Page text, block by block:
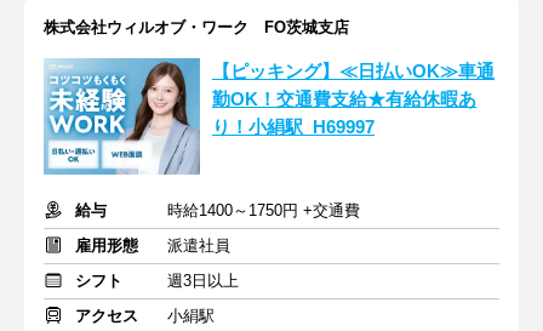
株式会社ウィルオブ・ワーク FO茨城支店
【ピッキング】≪日払いOK≫車通
勤OK！交通費支給★有給休暇あ
り！小絹駅_H69997
給与
時給1400～1750円 +交通費
雇用形態
派遣社員
シフト
週3日以上
アクセス
小絹駅